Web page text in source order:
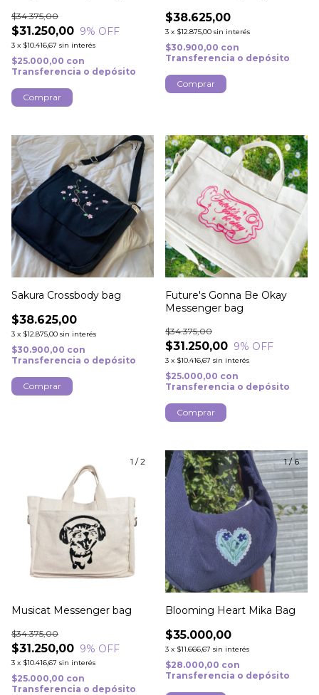
$31.250,00
$34.375,00
9% OFF
3 x $10.416,67 sin interés
$25.000,00 con
Transferencia o depósito
$38.625,00
3 x $12.875,00 sin interés
$30.900,00 con
Transferencia o depósito
Comprar
1/2
Sakura Crossbody bag
$38.625,00
3 x $12.875,00 sin interés
$30.900,00 con
Transferencia o depósito
Future's Gonna Be Okay
Messenger bag
$31.250,00
$34.375,00
9% OFF
3 x $10.416,67 sin interés
$25.000,00 con
Transferencia o depósito
1 /2
Musicat Messenger bag
$31.250,00
$34.375,00
9% OFF
3 x $10.416,67 sin interés
$25.000,00 con
Transferencia o depósito
1/6
Blooming Heart Mika Bag
$35.000,00
3 x $11.666,67 sin interés
$28.000,00 con
Transferencia o depósito